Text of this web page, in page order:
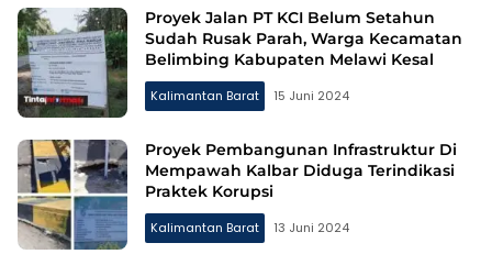
Proyek Jalan PT KCI Belum Setahun
Sudah Rusak Parah, Warga Kecamatan
Belimbing Kabupaten Melawi Kesal
Kalimantan Barat 15 Juni 2024
Proyek Pembangunan Infrastruktur Di
Mempawah Kalbar Diduga Terindikasi
Praktek Korupsi
Kalimantan Barat 13 Juni 2024